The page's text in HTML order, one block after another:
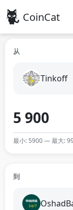
CoinCat
从
Tinkoff
最小: 5900 — 最大:
到